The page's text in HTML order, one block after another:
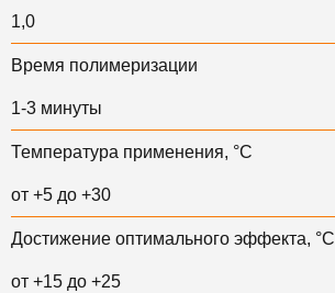
1,0
Время полимеризации
1-3 минуты
Температура применения, °С
от +5 до +30
Достижение оптимального эффекта, °С
от +15 до +25